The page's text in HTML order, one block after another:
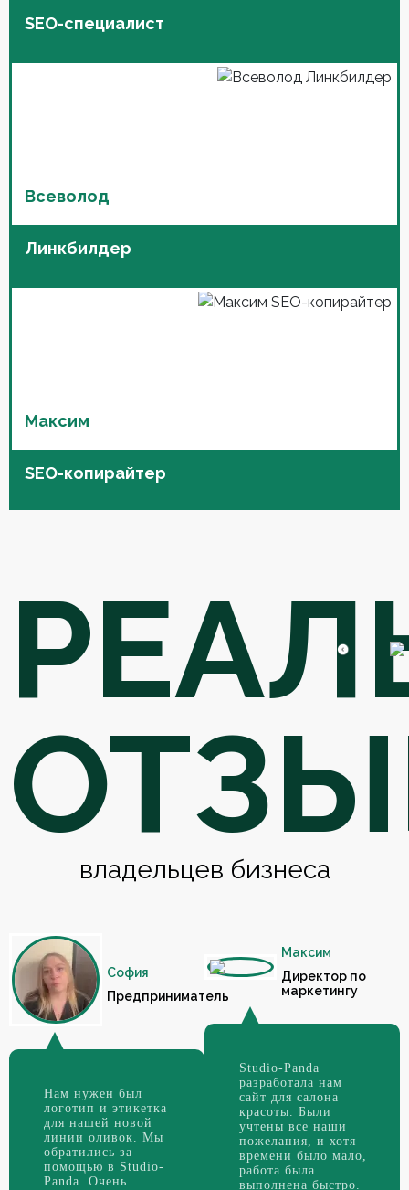
SEO-специалист
Всеволод
Линкбилдер
Максим
SEO-копирайтер
владельцев бизнеса
София
Предприниматель
Нам нужен был
логотип и этикетка
для нашей новой
линии оливок. Мы
обратились за
помощью в Studio-
Panda. Очень
Максим
Директор по
маркетингу
Studio-Panda
разработала нам
сайт для салона
красоты. Были
учтены все наши
пожелания, и хотя
времени было мало,
работа была
выполнена быстро.